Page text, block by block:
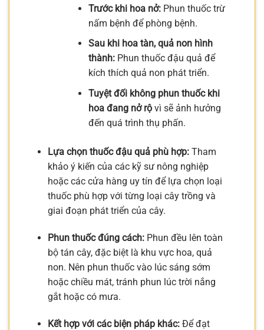
Trước khi hoa nở:Phun thuốc trừ
nấm bệnh để phòng bệnh.
Sau khi hoa tàn, quả non hình
thành:Phun thuốc đậu quả để
kích thích quả non phát triển.
Tuyệt đối không phun thuốc khi
hoa đang nở rộvì sẽ ảnh hưởng
đến quá trình thụ phấn.
Lựa chọn thuốc đậu quả phù hợp:Tham
khảo ý kiến của các kỹ sư nông nghiệp
hoặc các cửa hàng uy tín để lựa chọn loại
thuốc phù hợp với từng loại cây trồng và
giai đoạn phát triển của cây.
Phun thuốc đúng cách:Phun đều lên toàn
bộ tán cây, đặc biệt là khu vực hoa, quả
non. Nên phun thuốc vào lúc sáng sớm
hoặc chiều mát, tránh phun lúc trời nắng
gắt hoặc có mưa.
Kết hợp với các biện pháp khác:Để đạt